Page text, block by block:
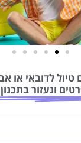
טיול לדובאי או
ונעזור